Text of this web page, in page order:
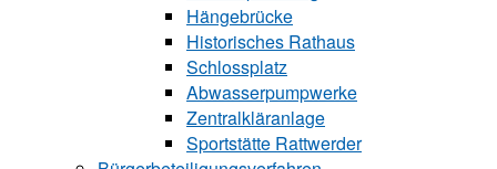
Hängebrücke
Historisches Rathaus
Schlossplatz
Abwasserpumpwerke
Zentralkläranlage
Sportstätte Rattwerder